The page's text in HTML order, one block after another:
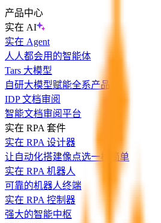
产品中心
实在 AI
实在 Agent
人人都会用的智能体
Tars 大模型
自研大模型赋能全系产品
IDP 文档审阅
智能文档审阅平台
实在 RPA 套件
实在 RPA 设计器
让自动化搭建像点选一样简单
实在 RPA 机器人
可靠的机器人终端
实在 RPA 控制器
强大的智能中枢